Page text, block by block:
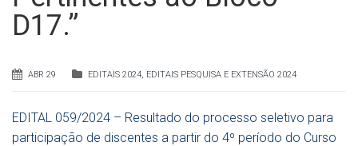
D17.”
ABR 29 EDITAIS 2024, EDITAIS PESQUISA E EXTENSÃO 2024
EDITAL 059/2024 – Resultado do processo seletivo para
participação de discentes a partir do 4º período do Curso